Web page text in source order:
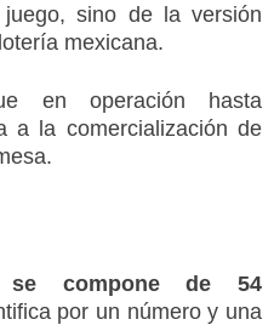
sino de la versión
mexicana.
en operación hasta
a la comercialización de
se compone de 54
por un número y una